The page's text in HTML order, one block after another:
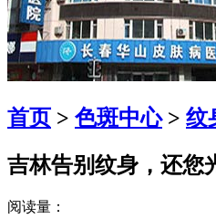
首页 > 色斑中心> 纹
吉林告别纹身，还您
阅读量：